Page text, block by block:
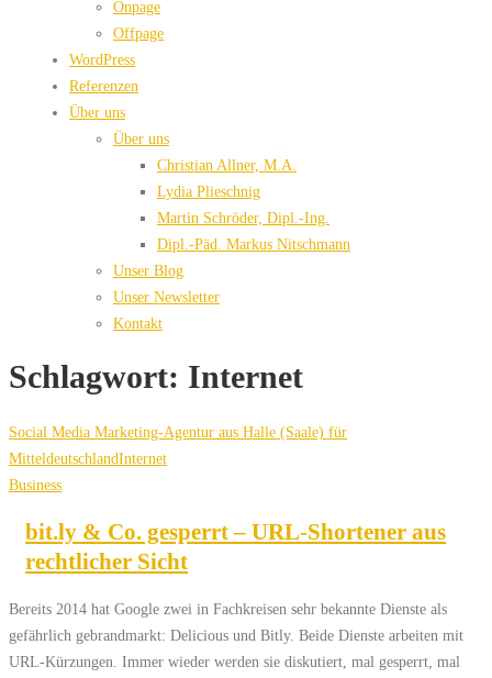
Onpage
Offpage
WordPress
Referenzen
Über uns
Über uns
Christian Allner, M.A.
Lydia Plieschnig
Martin Schröder, Dipl.-Ing.
Dipl.-Päd. Markus Nitschmann
Unser Blog
Unser Newsletter
Kontakt
Schlagwort: Internet
Social Media Marketing-Agentur aus Halle (Saale) für
MitteldeutschlandInternet
Business
bit.ly & Co. gesperrt – URL-Shortener aus
rechtlicher Sicht
Bereits 2014 hat Google zwei in Fachkreisen sehr bekannte Dienste als
gefährlich gebrandmarkt: Delicious und Bitly. Beide Dienste arbeiten mit
URL-Kürzungen. Immer wieder werden sie diskutiert, mal gesperrt, mal